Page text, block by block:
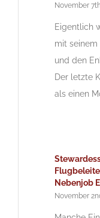
November
Eigentlich
mit
und den
Der letzte
als einen
Nebenjob
November